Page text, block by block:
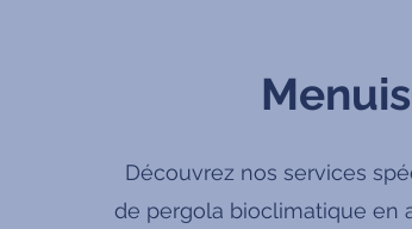
Découvrez nos services
de pergola bioclimatique en